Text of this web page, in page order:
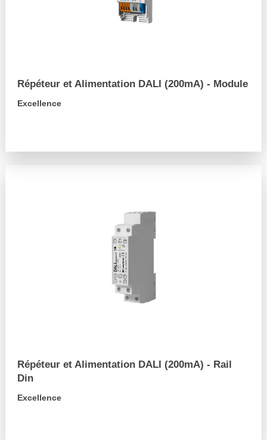
Répéteur et Alimentation DALI (200mA) - Module
Excellence
Répéteur et Alimentation DALI (200mA) - Rail
Din
Excellence